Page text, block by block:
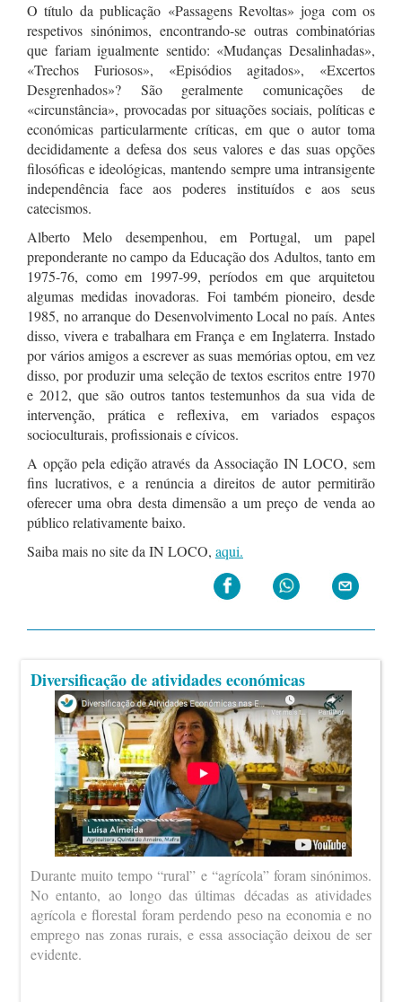
O título da publicação «Passagens Revoltas» joga com os
respetivos sinónimos, encontrando-se outras combinatórias
que fariam igualmente sentido: «Mudanças Desalinhadas»,
«Trechos Furiosos», «Episódios agitados», «Excertos
Desgrenhados»? São geralmente comunicações de
«circunstância», provocadas por situações sociais, políticas e
económicas particularmente críticas, em que o autor toma
decididamente a defesa dos seus valores e das suas opções
filosóficas e ideológicas, mantendo sempre uma intransigente
independência face aos poderes instituídos e aos seus
catecismos.
Alberto Melo desempenhou, em Portugal, um papel
preponderante no campo da Educação dos Adultos, tanto em
1975-76, como em 1997-99, períodos em que arquitetou
algumas medidas inovadoras. Foi também pioneiro, desde
1985, no arranque do Desenvolvimento Local no país. Antes
disso, vivera e trabalhara em França e em Inglaterra. Instado
por vários amigos a escrever as suas memórias optou, em vez
disso, por produzir uma seleção de textos escritos entre 1970
e 2012, que são outros tantos testemunhos da sua vida de
intervenção, prática e reflexiva, em variados espaços
socioculturais, profissionais e cívicos.
A opção pela edição através da Associação IN LOCO, sem
fins lucrativos, e a renúncia a direitos de autor permitirão
oferecer uma obra desta dimensão a um preço de venda ao
público relativamente baixo.
Saiba mais no site da IN LOCO, aqui.
Diversificação de atividades económicas
Durante muito tempo “rural” e “agrícola” foram sinónimos.
No entanto, ao longo das últimas décadas as atividades
agrícola e florestal foram perdendo peso na economia e no
emprego nas zonas rurais, e essa associação deixou de ser
evidente.